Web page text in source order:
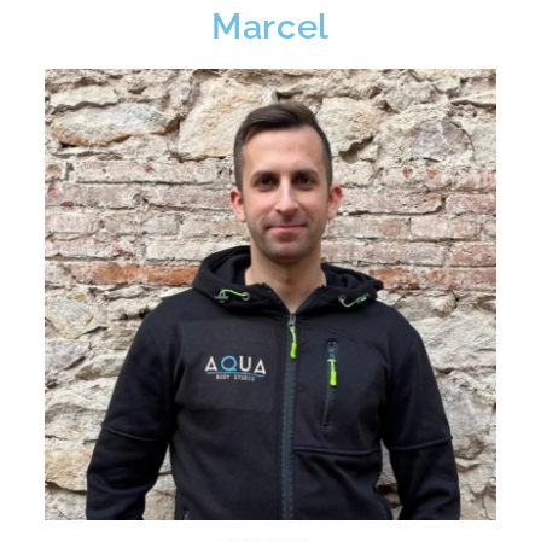
Marcel